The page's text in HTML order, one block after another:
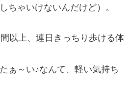
ちゃいけないんだけど）。
以上、連日きっちり歩ける体
ぁ～い♪なんて、軽い気持ち